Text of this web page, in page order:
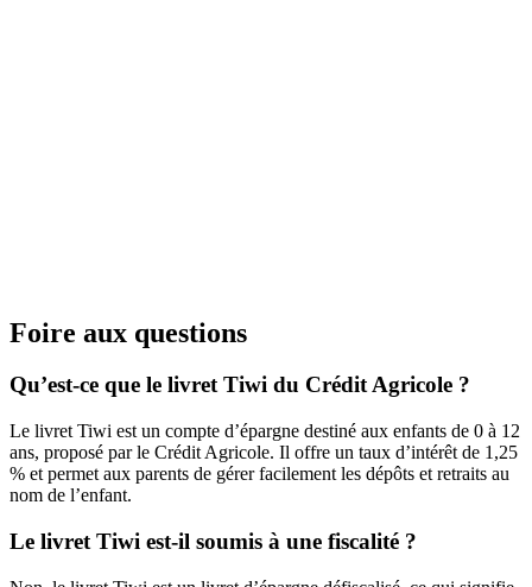
Foire aux questions
Qu’est-ce que le livret Tiwi du Crédit Agricole ?
Le livret Tiwi est un compte d’épargne destiné aux enfants de 0 à 12
ans, proposé par le Crédit Agricole. Il offre un taux d’intérêt de 1,25
% et permet aux parents de gérer facilement les dépôts et retraits au
nom de l’enfant.
Le livret Tiwi est-il soumis à une fiscalité ?